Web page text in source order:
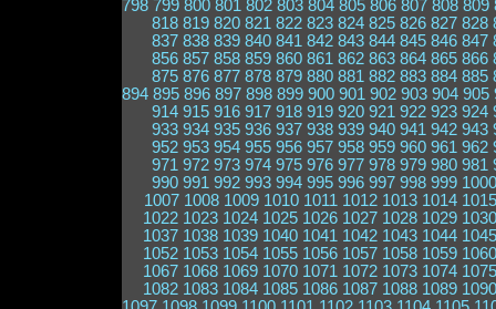
798 799 800 801 802 803 804 805 806 807 808 809
818 819 820 821 822 823 824 825 826 827 828
837 838 839 840 841 842 843 844 845 846 847
856 857 858 859 860 861 862 863 864 865 866
875 876 877 878 879 880 881 882 883 884 885
894 895 896 897 898 899 900 901 902 903 904 905
914 915 916 917 918 919 920 921 922 923 924
933 934 935 936 937 938 939 940 941 942 943
952 953 954 955 956 957 958 959 960 961 962
971 972 973 974 975 976 977 978 979 980 981
990 991 992 993 994 995 996 997 998 999 1000
1007 1008 1009 1010 1011 1012 1013 1014 1015
1022 1023 1024 1025 1026 1027 1028 1029 1030
1037 1038 1039 1040 1041 1042 1043 1044 1045
1052 1053 1054 1055 1056 1057 1058 1059 1060
1067 1068 1069 1070 1071 1072 1073 1074 1075
1082 1083 1084 1085 1086 1087 1088 1089 1090